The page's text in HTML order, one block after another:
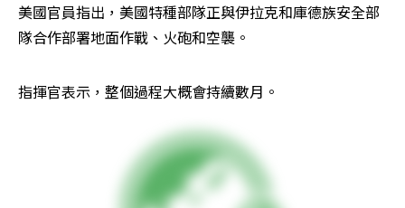
美國官員指出，美國特種部隊正與伊拉克和庫德族安全部
隊合作部署地面作戰、火砲和空襲。
指揮官表示，整個過程大概會持續數月。